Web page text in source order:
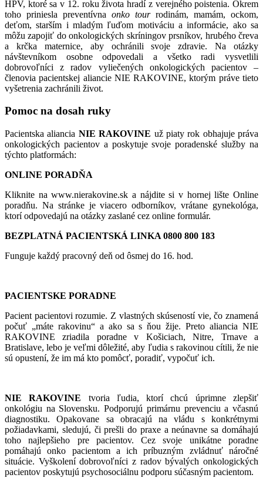
HPV, ktoré sa v 12. roku života hradí z verejného poistenia. Okrem
toho priniesla preventívna onko tour rodinám, mamám, ockom,
deťom, starším i mladým ľuďom motiváciu a informácie, ako sa
môžu zapojiť do onkologických skríningov prsníkov, hrubého čreva
a krčka maternice, aby ochránili svoje zdravie. Na otázky
návštevníkom osobne odpovedali a všetko radi vysvetlili
dobrovoľníci z radov vyliečených onkologických pacientov –
členovia pacientskej aliancie NIE RAKOVINE, ktorým práve tieto
vyšetrenia zachránili život.
Pomoc na dosah ruky
Pacientska aliancia NIE RAKOVINE už piaty rok obhajuje práva
onkologických pacientov a poskytuje svoje poradenské služby na
týchto platformách:
ONLINE PORADŇA
Kliknite na www.nierakovine.sk a nájdite si v hornej lište Online
poradňu. Na stránke je viacero odborníkov, vrátane gynekológa,
ktorí odpovedajú na otázky zaslané cez online formulár.
BEZPLATNÁ PACIENTSKÁ LINKA 0800 800 183
Funguje každý pracovný deň od ôsmej do 16. hod.
PACIENTSKE PORADNE
Pacient pacientovi rozumie. Z vlastných skúseností vie, čo znamená
počuť „máte rakovinu“ a ako sa s ňou žije. Preto aliancia NIE
RAKOVINE zriadila poradne v Košiciach, Nitre, Trnave a
Bratislave, lebo je veľmi dôležité, aby ľudia s rakovinou cítili, že nie
sú opustení, že im má kto pomôcť, poradiť, vypočuť ich.
NIE RAKOVINE tvoria ľudia, ktorí chcú úprimne zlepšiť
onkológiu na Slovensku. Podporujú primárnu prevenciu a včasnú
diagnostiku. Opakovane sa obracajú na vládu s konkrétnymi
požiadavkami, sledujú, či prešli do praxe a neúnavne sa domáhajú
toho najlepšieho pre pacientov. Cez svoje unikátne poradne
pomáhajú onko pacientom a ich príbuzným zvládnuť náročné
situácie. Vyškolení dobrovoľníci z radov bývalých onkologických
pacientov poskytujú psychosociálnu podporu súčasným pacientom.